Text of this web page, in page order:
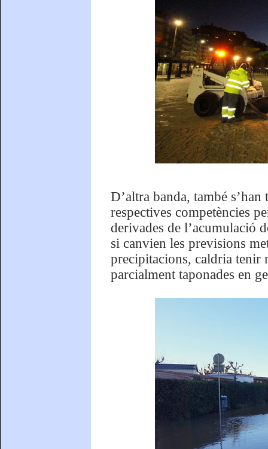
D’altra banda, també
respectives competències
derivades de l’acumulació
si canvien les previsions
precipitacions, caldria tenir
parcialment taponades en